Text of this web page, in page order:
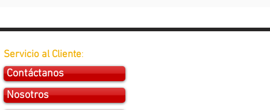
Servicio al Cliente:
Contáctanos
Nosotros